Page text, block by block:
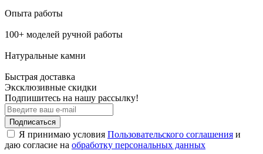
Опыта работы
100+ моделей ручной работы
Натуральные камни
Быстрая доставка
Эксклюзивные скидки
Подпишитесь на нашу рассылку!
Подписаться
Я принимаю условия Пользовательского соглашения и
даю согласие на обработку персональных данных